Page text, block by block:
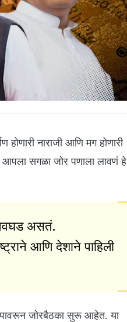
होणारी नाराजी आणि मग होणारी
आपला सगळा जोर पणाला लावणं हे
असतं.
आणि देशाने पाहिली
जोरबैठका सुरू आहेत. या